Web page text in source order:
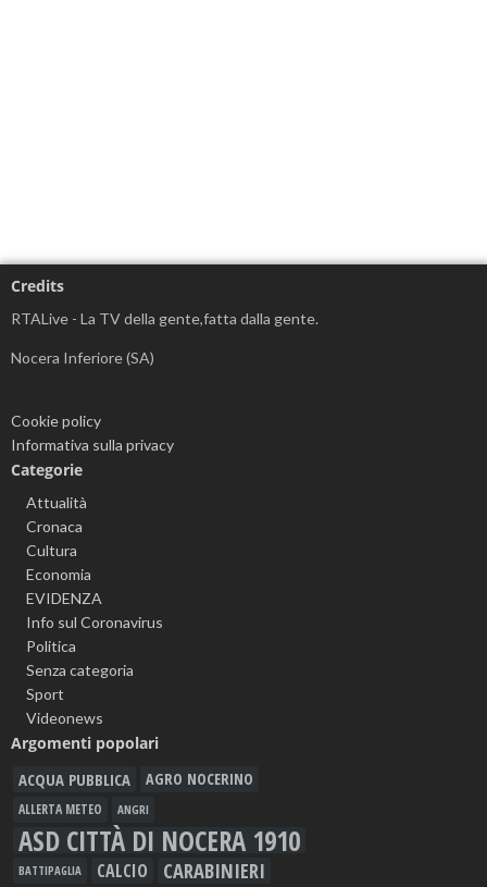
Credits
RTALive - La TV della gente,fatta dalla gente.
Nocera Inferiore (SA)
Cookie policy
Informativa sulla privacy
Categorie
Attualità
Cronaca
Cultura
Economia
EVIDENZA
Info sul Coronavirus
Politica
Senza categoria
Sport
Videonews
Argomenti popolari
ACQUA PUBBLICA AGRO NOCERINO
ALLERTA METEO ANGRI
ASD CITTÀ DI NOCERA 1910
BATTIPAGLIA CALCIO CARABINIERI